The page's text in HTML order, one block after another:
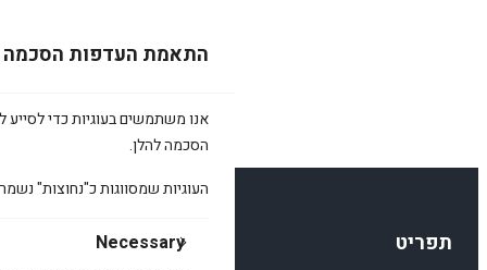
התאמת העדפות הסכמה
אנו משתמשים בעוגיות כדי לסייע
הסכמה להלן.
העוגיות שמסווגות כ"נחוצות"
Necessary תפריט